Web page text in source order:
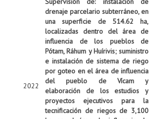
2022
drenaje parcelario subterráneo, en
una superficie de 514.62 ha,
localizadas dentro del área de
influencia de los pueblos de
Pótam, Ráhum y Huírivis; suministro
e instalación de sistema de riego
por goteo en el área de influencia
del pueblo de Vícam y
elaboración de los estudios y
proyectos ejecutivos para la
tecnificación de riegos de 3,100